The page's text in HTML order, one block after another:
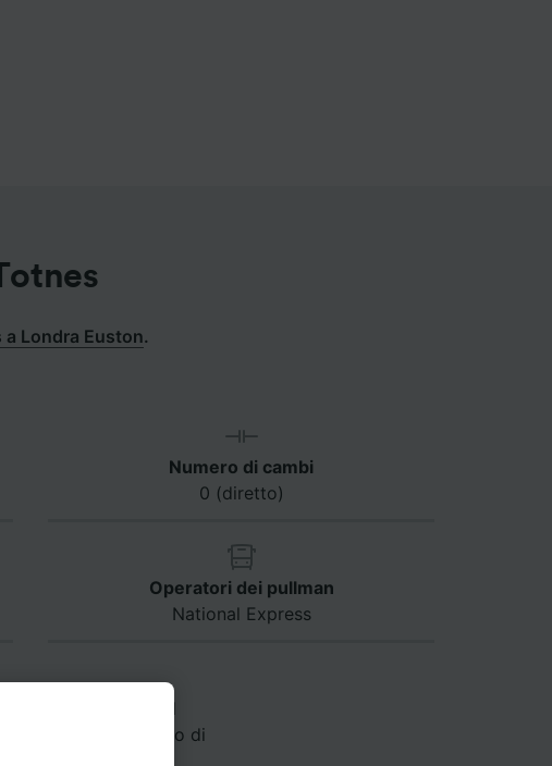
Londra Euston.
Numero di cambi
0 (diretto)
Operatori dei pullman
National Express
Euston a Totnes. Il
minuti, ma il tempo di